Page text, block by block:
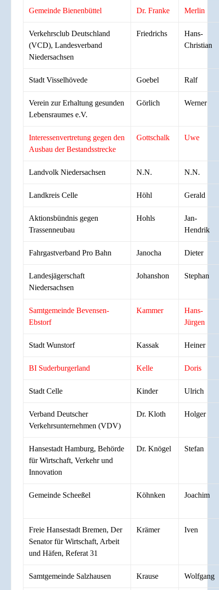
Gemeinde Bienenbüttel Dr. Franke Merlin
Verkehrsclub Deutschland
(VCD), Landesverband
Niedersachsen
Friedrichs
Hans-
Christian
Stadt Visselhövede Goebel Ralf
Verein zur Erhaltung gesunden
Lebensraumes e.V.
Görlich Werner
Interessenvertretung gegen den
Ausbau der Bestandsstrecke
Gottschalk Uwe
Landvolk Niedersachsen N.N. N.N.
Landkreis Celle Höhl Gerald
Aktionsbündnis gegen
Trassenneubau
Hohls
Jan-
Hendrik
Fahrgastverband Pro Bahn Janocha Dieter
Landesjägerschaft
Niedersachsen
Johanshon Stephan
Samtgemeinde Bevensen-
Ebstorf
Kammer
Hans-
Jürgen
Stadt Wunstorf Kassak Heiner
BI Suderburgerland Kelle Doris
Stadt Celle Kinder Ulrich
Verband Deutscher
Verkehrsunternehmen (VDV)
Dr. Kloth Holger
Hansestadt Hamburg, Behörde
für Wirtschaft, Verkehr und
Innovation
Dr. Knögel Stefan
Gemeinde Scheeßel Köhnken Joachim
Freie Hansestadt Bremen, Der
Senator für Wirtschaft, Arbeit
und Häfen, Referat 31
Krämer Iven
Samtgemeinde Salzhausen Krause Wolfgang